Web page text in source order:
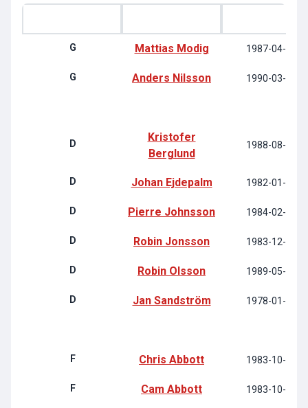
G Mattias Modig 1987-04-01
G Anders Nilsson 1990-03-19
D
Kristofer
Berglund
1988-08-12
D Johan Ejdepalm 1982-01-04
D Pierre Johnsson 1984-02-07
D Robin Jonsson 1983-12-10
D Robin Olsson 1989-05-30
D Jan Sandström 1978-01-24
F Chris Abbott 1983-10-24
F Cam Abbott 1983-10-24